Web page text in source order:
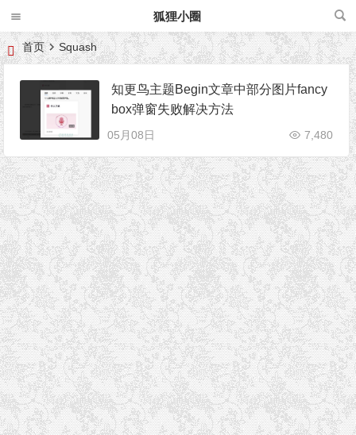
狐狸小圈
首页 Squash
知更鸟主题Begin文章中部分图片fancy
box弹窗失败解决方法
05月08日 7,480